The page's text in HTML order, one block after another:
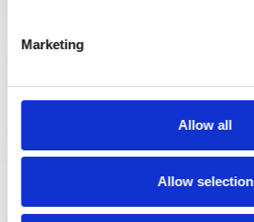
Marketing
Allow all
Allow selection